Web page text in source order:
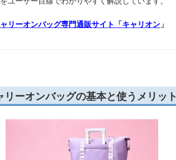
リーオンバッグ専門通販サイト「キャリオン 」
リーオンバッグの基本と使うメリット